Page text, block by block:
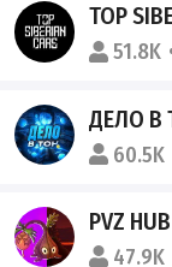
TOP
51.8K
ДЕЛО В
60.5K
PVZ HUB
47.9K